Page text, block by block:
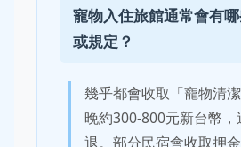
寵物入住旅館通常會有
或規定？
幾乎都會收取「寵物清
晚約300-800元新台幣
退。部分民宿會收取押